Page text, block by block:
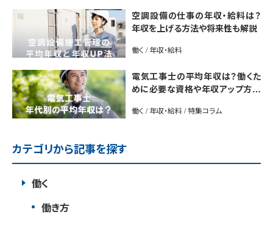
空調設備の仕事の年収・給料は？
年収を上げる方法や将来性も解説
働く / 年収・給料
電気工事士の平均年収は？働くた
めに必要な資格や年収アップ方法
働く / 年収・給料 / 特集コラム
カテゴリから記事を探す
働く
働き方